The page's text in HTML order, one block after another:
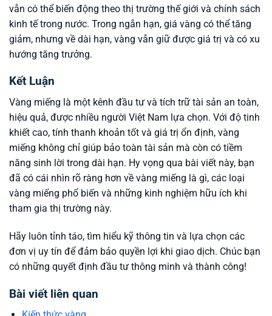
vẫn có thể biến động theo thị trường thế giới và chính sách
kinh tế trong nước. Trong ngắn hạn, giá vàng có thể tăng
giảm, nhưng về dài hạn, vàng vẫn giữ được giá trị và có xu
hướng tăng trưởng.
Kết Luận
Vàng miếng là một kênh đầu tư và tích trữ tài sản an toàn,
hiệu quả, được nhiều người Việt Nam lựa chọn. Với độ tinh
khiết cao, tính thanh khoản tốt và giá trị ổn định, vàng
miếng không chỉ giúp bảo toàn tài sản mà còn có tiềm
năng sinh lời trong dài hạn. Hy vọng qua bài viết này, bạn
đã có cái nhìn rõ ràng hơn về vàng miếng là gì, các loại
vàng miếng phổ biến và những kinh nghiệm hữu ích khi
tham gia thị trường này.
Hãy luôn tỉnh táo, tìm hiểu kỹ thông tin và lựa chọn các
đơn vị uy tín để đảm bảo quyền lợi khi giao dịch. Chúc bạn
có những quyết định đầu tư thông minh và thành công!
Bài viết liên quan